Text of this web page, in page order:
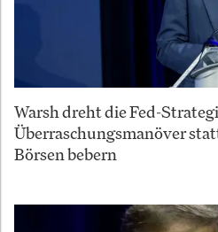
Warsh dreht die Fed-
Überraschungsmanöver
Börsen bebern